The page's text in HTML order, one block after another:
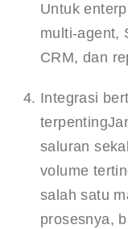
Untuk
multi-agent,
CRM, dan
Integrasi
terpenting
saluran
volume
salah satu
prosesnya,